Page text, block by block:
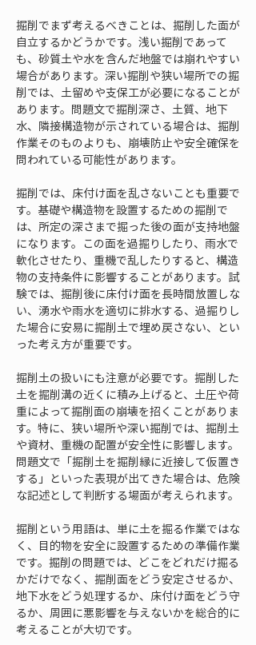
掘削でまず考えるべきことは、掘削した面が
自立するかどうかです。浅い掘削であって
も、砂質土や水を含んだ地盤では崩れやすい
場合があります。深い掘削や狭い場所での掘
削では、土留めや支保工が必要になることが
あります。問題文で掘削深さ、土質、地下
水、隣接構造物が示されている場合は、掘削
作業そのものよりも、崩壊防止や安全確保を
問われている可能性があります。
掘削では、床付け面を乱さないことも重要で
す。基礎や構造物を設置するための掘削で
は、所定の深さまで掘った後の面が支持地盤
になります。この面を過掘りしたり、雨水で
軟化させたり、重機で乱したりすると、構造
物の支持条件に影響することがあります。試
験では、掘削後に床付け面を長時間放置しな
い、湧水や雨水を適切に排水する、過掘りし
た場合に安易に掘削土で埋め戻さない、とい
った考え方が重要です。
掘削土の扱いにも注意が必要です。掘削した
土を掘削溝の近くに積み上げると、土圧や荷
重によって掘削面の崩壊を招くことがありま
す。特に、狭い場所や深い掘削では、掘削土
や資材、重機の配置が安全性に影響します。
問題文で「掘削土を掘削縁に近接して仮置き
する」といった表現が出てきた場合は、危険
な記述として判断する場面が考えられます。
掘削という用語は、単に土を掘る作業ではな
く、目的物を安全に設置するための準備作業
です。掘削の問題では、どこをどれだけ掘る
かだけでなく、掘削面をどう安定させるか、
地下水をどう処理するか、床付け面をどう守
るか、周囲に悪影響を与えないかを総合的に
考えることが大切です。